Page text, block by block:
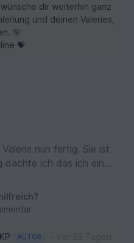
dir weiterhin ganz
und deinen Valeries,
🌸
💝
nun fertig. Sie ist
dachte ich das ich ein
Form nicht kam.
von ganz alleine. Super
alles einfach erklärt wird.
AUTOR